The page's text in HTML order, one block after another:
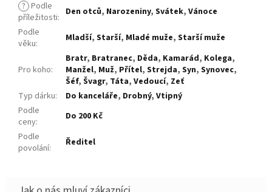
? Podle
příležitosti: Den otců, Narozeniny, Svátek, Vánoce
Podle
věku: Mladší, Starší, Mladé muže, Starší muže
Pro koho:
Bratr, Bratranec, Děda, Kamarád, Kolega,
Manžel, Muž, Přítel, Strejda, Syn, Synovec,
Šéf, Švagr, Táta, Vedoucí, Zeť
Typ dárku: Do kanceláře, Drobný, Vtipný
Podle
ceny:
Do 200 Kč
Podle
povolání: Ředitel